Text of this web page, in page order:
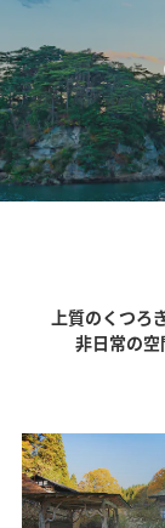
上質のくつろ
非日常の空